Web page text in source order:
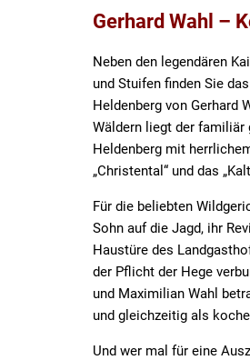
Gerhard Wahl –
Neben den legendären
und Stuifen finden Sie
Heldenberg von Gerhard
Wäldern liegt der
Heldenberg mit
„Christental“ und das
Für die beliebten
Sohn auf die Jagd, ihr
Haustüre des
der Pflicht der Hege
und Maximilian Wahl
und gleichzeitig als
Und wer mal für eine